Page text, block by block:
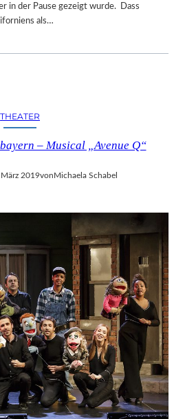
in der Pause gezeigt wurde. Dass
als…
THEATER
– Musical „Avenue Q“
2019vonMichaela Schabel